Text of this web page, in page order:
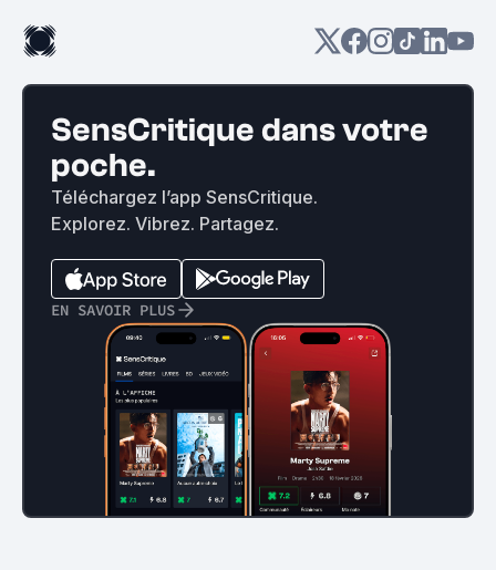
SensCritique dans votre
poche.
Téléchargez l’app SensCritique.
Explorez. Vibrez. Partagez.
EN SAVOIR PLUS